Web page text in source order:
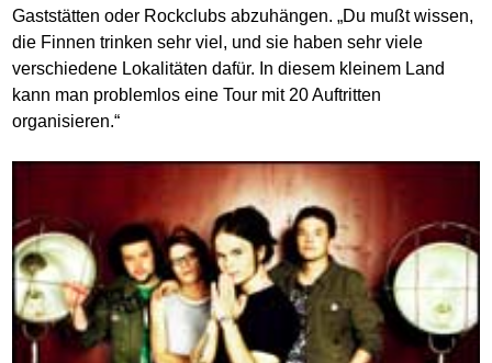
Gaststätten oder Rockclubs abzuhängen. „Du mußt wissen,
die Finnen trinken sehr viel, und sie haben sehr viele
verschiedene Lokalitäten dafür. In diesem kleinem Land
kann man problemlos eine Tour mit 20 Auftritten
organisieren.“